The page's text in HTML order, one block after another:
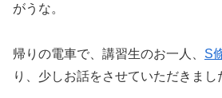
がうな。
帰りの電車で、講習生のお一人、 S
り、少しお話をさせていただきまし